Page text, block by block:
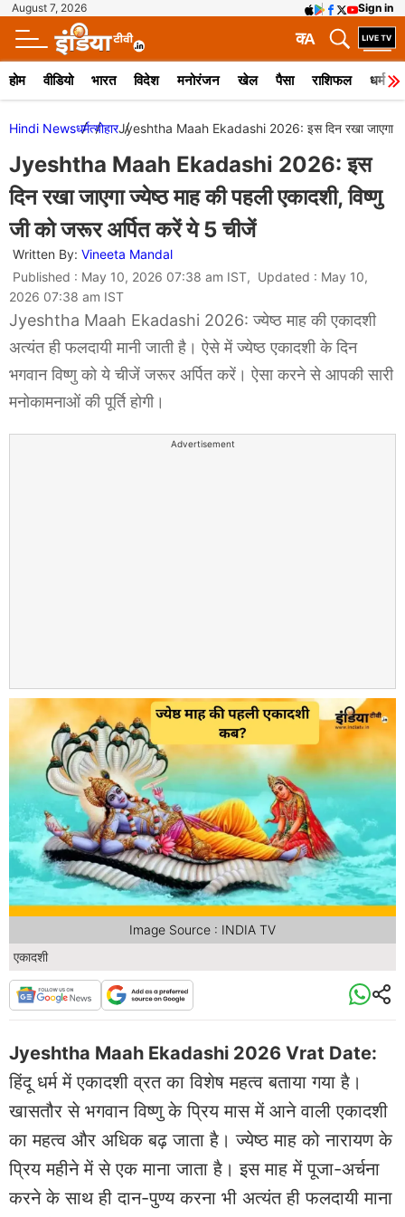
August 7, 2026 Sign in
A
क
होम वीडियो भारत विदेश मनोरंजन खेल पैसा राशिफल धर्म
Hindi Newsधर्मत्योहारJyeshtha Maah Ekadashi 2026: इस दिन रखा जाएगा
Jyeshtha Maah Ekadashi 2026: इस
दिन रखा जाएगा ज्येष्ठ माह की पहली एकादशी, विष्णु
जी को जरूर अर्पित करें ये 5 चीजें
Written By: Vineeta Mandal
Published : May 10, 2026 07:38 am IST, Updated : May 10,
2026 07:38 am IST
Jyeshtha Maah Ekadashi 2026: ज्येष्ठ माह की एकादशी
अत्यंत ही फलदायी मानी जाती है। ऐसे में ज्येष्ठ एकादशी के दिन
भगवान विष्णु को ये चीजें जरूर अर्पित करें। ऐसा करने से आपकी सारी
मनोकामनाओं की पूर्ति होगी।
Advertisement
एकादशी
Image Source : INDIA TV
Jyeshtha Maah Ekadashi 2026 Vrat Date:
हिंदू धर्म में एकादशी व्रत का विशेष महत्व बताया गया है।
खासतौर से भगवान विष्णु के प्रिय मास में आने वाली एकादशी
का महत्व और अधिक बढ़ जाता है। ज्येष्ठ माह को नारायण के
प्रिय महीने में से एक माना जाता है। इस माह में पूजा-अर्चना
करने के साथ ही दान-पुण्य करना भी अत्यंत ही फलदायी माना